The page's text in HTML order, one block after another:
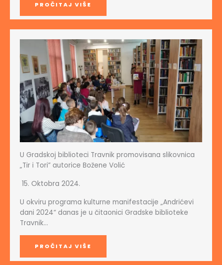
PROČITAJ VIŠE
U Gradskoj biblioteci Travnik promovisana slikovnica
„Tir i Tori” autorice Božene Volić
15. Oktobra 2024.
U okviru programa kulturne manifestacije „Andrićevi
dani 2024“ danas je u čitaonici Gradske biblioteke
Travnik…
PROČITAJ VIŠE